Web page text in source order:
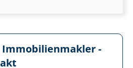
Im­mo­bi­li­en­mak­ler -